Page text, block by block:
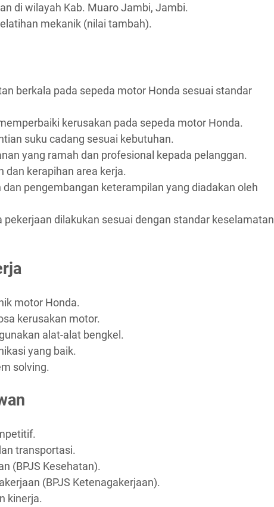
di wilayah Kab. Muaro Jambi, Jambi.
mekanik (nilai tambah).
berkala pada sepeda motor Honda sesuai standar
kerusakan pada sepeda motor Honda.
suku cadang sesuai kebutuhan.
yang ramah dan profesional kepada pelanggan.
dan kerapihan area kerja.
pengembangan keterampilan yang diadakan oleh
dilakukan sesuai dengan standar keselamatan
motor Honda.
kerusakan motor.
alat-alat bengkel.
yang baik.
solving.
transportasi.
(BPJS Kesehatan).
(BPJS Ketenagakerjaan).
kinerja.